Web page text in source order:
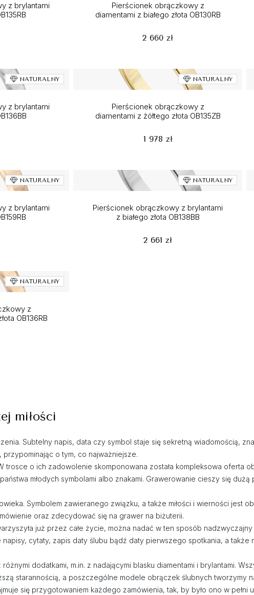
z brylantami
Pierścionek obrączkowy z
diamentami z białego złota OB130RB
2 660 zł
NATURALNY
z brylantami
NATURALNY
Pierścionek obrączkowy z
diamentami z żółtego złota OB135ZB
1 978 zł
NATURALNY
z brylantami
NATURALNY
Pierścionek obrączkowy z brylantami
z białego złota OB138BB
2 661 zł
NATURALNY
z
OB136RB
miłości
Subtelny napis, data czy symbol staje się sekretną wiadomością,
o tym, co najważniejsze.
o ich zadowolenie skomponowana została kompleksowa oferta
młodych symbolami albo znakami. Grawerowanie cieszy się
Symbolem zawieranego związku, a także miłości i wierności jest
oraz zdecydować się na grawer na biżuterii.
już przez całe życie, można nadać w ten sposób
cytaty, zapis daty ślubu bądź daty pierwszego spotkania, a także
dodatkami, m.in. z nadającymi blasku diamentami i brylantami.
starannością, a poszczególne modele obrączek ślubnych tworzymy
się przygotowaniem każdego zamówienia, tak, by było ono w pełni